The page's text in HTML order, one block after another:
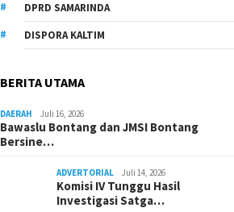
DPRD SAMARINDA
DISPORA KALTIM
BERITA UTAMA
DAERAH Juli 16, 2026
Bawaslu Bontang dan JMSI Bontang
Bersine…
ADVERTORIAL Juli 14, 2026
Komisi IV Tunggu Hasil
Investigasi Satga…